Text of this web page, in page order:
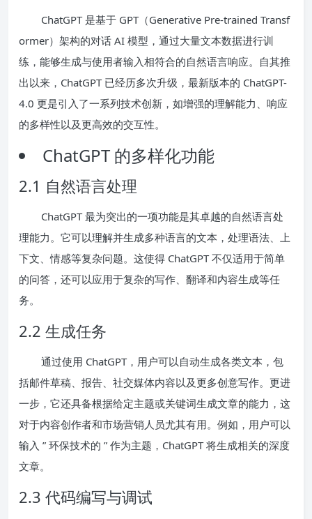
ChatGPT 是基于 GPT（Generative Pre-trained Transf
ormer）架构的对话 AI 模型，通过大量文本数据进行训
练，能够生成与使用者输入相符合的自然语言响应。自其推
出以来，ChatGPT 已经历多次升级，最新版本的 ChatGPT-
4.0 更是引入了一系列技术创新，如增强的理解能力、响应
的多样性以及更高效的交互性。
ChatGPT 的多样化功能
2.1 自然语言处理
ChatGPT 最为突出的一项功能是其卓越的自然语言处
理能力。它可以理解并生成多种语言的文本，处理语法、上
下文、情感等复杂问题。这使得 ChatGPT 不仅适用于简单
的问答，还可以应用于复杂的写作、翻译和内容生成等任
务。
2.2 生成任务
通过使用 ChatGPT，用户可以自动生成各类文本，包
括邮件草稿、报告、社交媒体内容以及更多创意写作。更进
一步，它还具备根据给定主题或关键词生成文章的能力，这
对于内容创作者和市场营销人员尤其有用。例如，用户可以
输入 ” 环保技术的 ” 作为主题，ChatGPT 将生成相关的深度
文章。
2.3 代码编写与调试